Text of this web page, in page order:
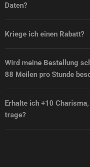
Daten?
Kriege ich einen Rabatt?
Wird meine Bestellung
88 Meilen pro Stunde
Erhalte ich +10
trage?